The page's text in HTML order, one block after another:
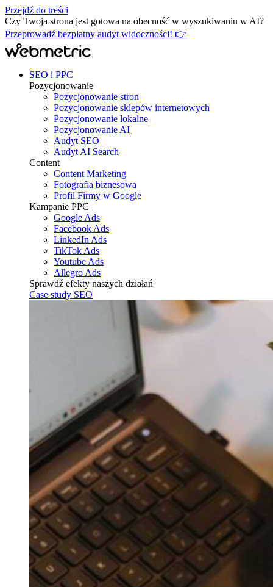
Przejdź do treści
Czy Twoja strona jest gotowa na obecność w wyszukiwaniu w AI?
Przeprowadź bezpłatny audyt widoczności! 👉
SEO i PPC
Pozycjonowanie
Pozycjonowanie stron
Pozycjonowanie sklepów internetowych
Pozycjonowanie lokalne
Pozycjonowanie AI
Audyt SEO
Audyt AI Search
Content
Content Marketing
Fotografia biznesowa
Profil Firmy w Google
Kampanie PPC
Google Ads
Facebook Ads
LinkedIn Ads
TikTok Ads
Youtube Ads
Allegro Ads
Sprawdź efekty naszych działań
Case study SEO